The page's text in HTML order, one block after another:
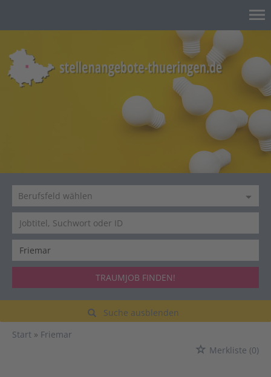
TRAUMJOB FINDEN!
Suche ausblenden
Start
Friemar
Merkliste (0)